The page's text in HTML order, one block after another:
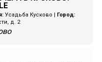
Усадьба Кусково
Город:
д. 2